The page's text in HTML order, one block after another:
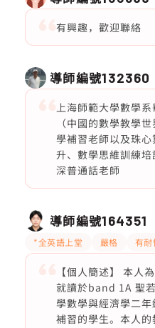
有興趣，歡迎聯絡
導師編號132360
上海師範大學數學
（中國的數學教學
學補習老師以及珠
升、數學思維訓練
深普通話老師
導師編號164351
*全英語上堂 嚴格 有耐
【個人簡述】 本人
就讀於band 1A 聖
學數學與經濟學二
補習的學生。本人